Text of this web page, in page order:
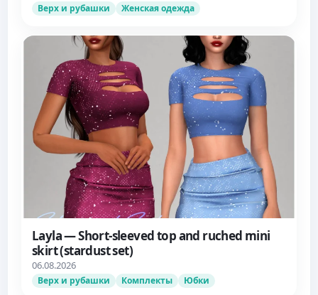
Верх и рубашки Женская одежда
Layla — Short-sleeved top and ruched mini
skirt (stardust set)
06.08.2026
Верх и рубашки Комплекты Юбки